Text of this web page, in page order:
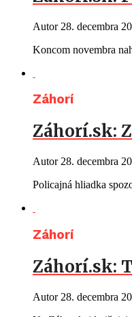
Autor 28. decembra
Koncom novembra
Záhorí
Záhorí.sk:
Autor 28. decembra
Policajná hliadka
Záhorí
Záhorí.sk:
Autor 28. decembra